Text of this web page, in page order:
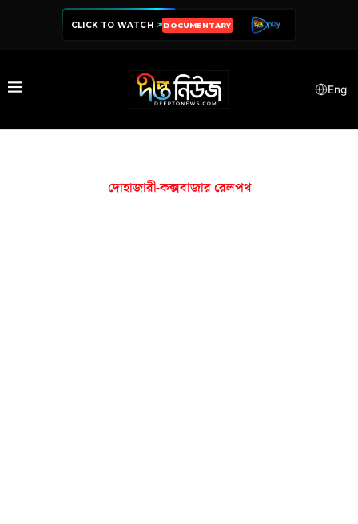
CLICK TO WATCH DOCUMENTARY
Eng
দোহাজারী-কক্সবাজার রেলপথ